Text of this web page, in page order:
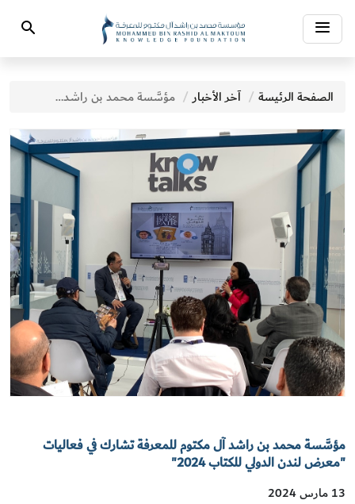
Toggle
navigation
Search
الصفحة الرئيسة آخر الأخبار مؤسَّسة محمد بن راشد آل مكتوم للمعرفة تشارك في فعاليات "معرض لندن الدولي للكتاب 2024"
مؤسَّسة محمد بن راشد آل مكتوم للمعرفة تشارك في فعاليات
"معرض لندن الدولي للكتاب 2024"
13 مارس 2024